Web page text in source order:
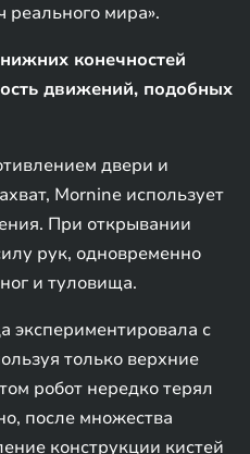
реального мира».
конечностей
движений, подобных
двери и
Mornine использует
При открывании
рук, одновременно
и туловища.
экспериментировала с
только верхние
робот нередко терял
после множества
конструкции кистей